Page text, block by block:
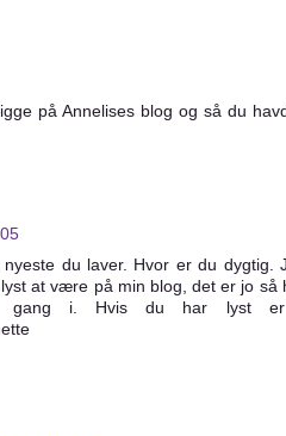
på Annelises blog og så du
du laver. Hvor er du dygtig.
at være på min blog, det er jo så
gang i. Hvis du har lyst